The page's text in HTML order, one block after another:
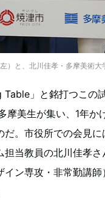
）と、北川佳孝・多摩美術大
Table」と銘打つこの
摩美生が集い、1年か
だ。市役所での会見
担当教員の北川佳孝
イン専攻・非常勤講